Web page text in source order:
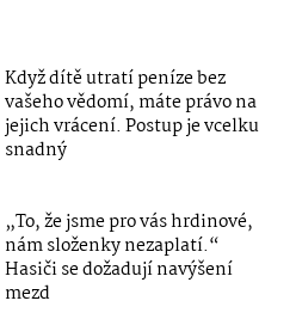
Když dítě utratí peníze bez
vašeho vědomí, máte právo na
jejich vrácení. Postup je vcelku
snadný
„To, že jsme pro vás hrdinové,
nám složenky nezaplatí.“
Hasiči se dožadují navýšení
mezd